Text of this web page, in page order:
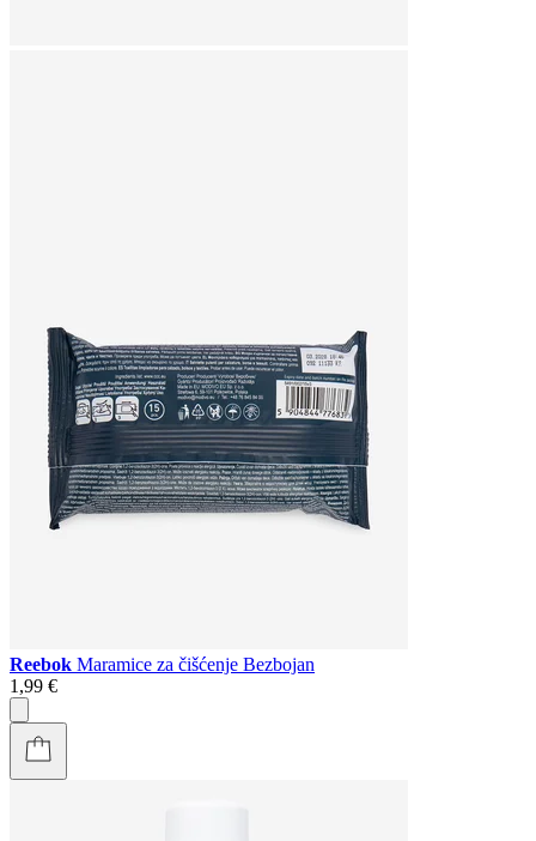
Reebok Maramice za čišćenje Bezbojan
1,99 €